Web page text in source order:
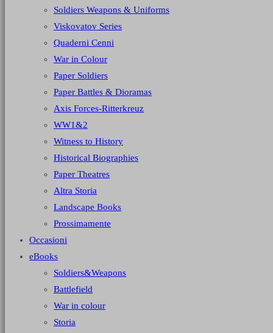
Soldiers Weapons & Uniforms
Viskovatov Series
Quaderni Cenni
War in Colour
Paper Soldiers
Paper Battles & Dioramas
Axis Forces-Ritterkreuz
WW1&2
Witness to History
Historical Biographies
Paper Theatres
Altra Storia
Landscape Books
Prossimamente
Occasioni
eBooks
Soldiers&Weapons
Battlefield
War in colour
Storia